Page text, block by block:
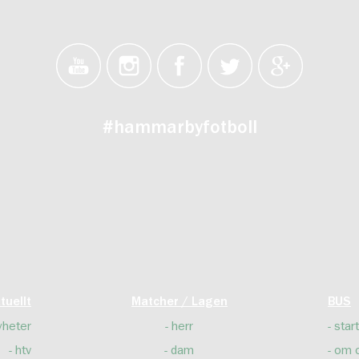
#hammarbyfotboll
htv
Matcher / Lagen
herr
dam
BUS
start
om